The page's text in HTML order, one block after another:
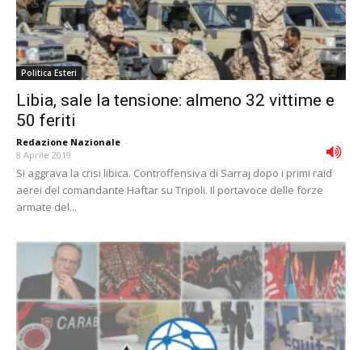
Politica Esteri
Libia, sale la tensione: almeno 32 vittime e
50 feriti
Redazione Nazionale -
8 Aprile 2019
Si aggrava la crisi libica. Controffensiva di Sarraj dopo i primi raid
aerei del comandante Haftar su Tripoli. Il portavoce delle forze
armate del...